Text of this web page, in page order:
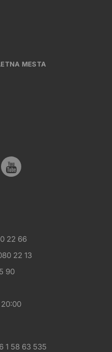
MESTA
22 66
22 13
90
1 58 63 535